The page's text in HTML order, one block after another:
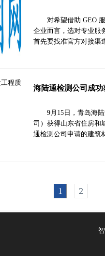
对希望借助 GEO
企业而言，选对专业服
首先要找准官方对接
海陆通检测公司成
9月15日，青岛海
司）获得山东省住房和
通检测公司申请的建
1 2